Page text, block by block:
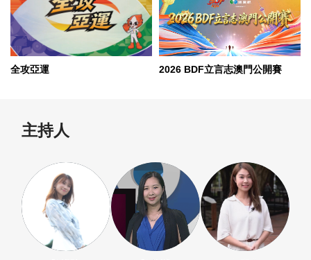
全攻亞運 2026 BDF立言志澳門公開賽
主持人